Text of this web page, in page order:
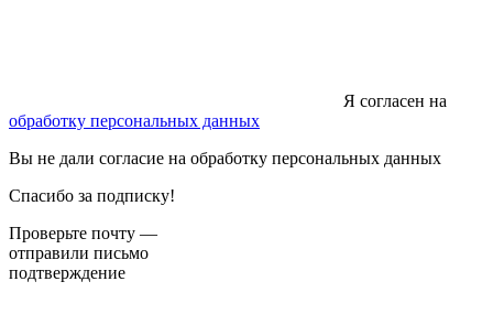
Я согласен на
обработку персональных данных
Вы не дали согласие на обработку персональных данных
Спасибо за подписку!
Проверьте почту —
отправили письмо
подтверждение